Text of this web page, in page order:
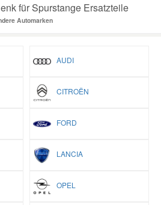
für Spurstange Ersatzteile
Automarken
AUDI
CITROËN
FORD
LANCIA
OPEL